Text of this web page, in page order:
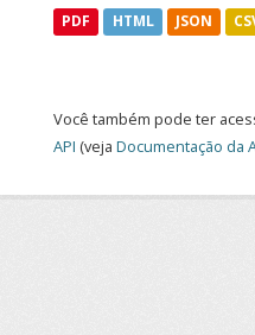
PDF HTML JSON
Você também pode ter
API (veja Documentação da